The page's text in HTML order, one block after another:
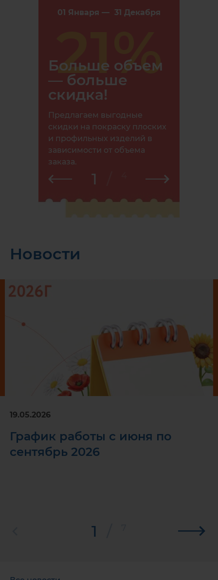
01 Января — 31 Декабря
21%
Больше объем
— больше
скидка!
Предлагаем выгодные
скидки на покраску плоских
и профильных изделий в
зависимости от объема
заказа.
1
Новости
19.05.2026
График работы с июня по
сентябрь 2026
1